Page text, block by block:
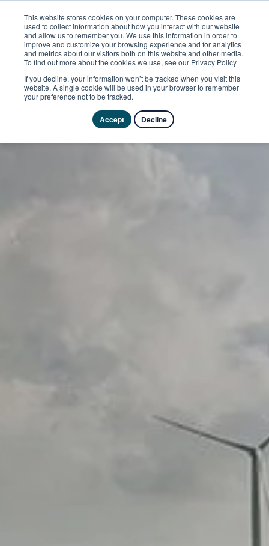
This website stores cookies on your computer. These cookies are
used to collect information about how you interact with our website
and allow us to remember you. We use this information in order to
improve and customize your browsing experience and for analytics
and metrics about our visitors both on this website and other media.
To find out more about the cookies we use, see our Privacy Policy
If you decline, your information won’t be tracked when you visit this
website. A single cookie will be used in your browser to remember
your preference not to be tracked.
Accept Decline